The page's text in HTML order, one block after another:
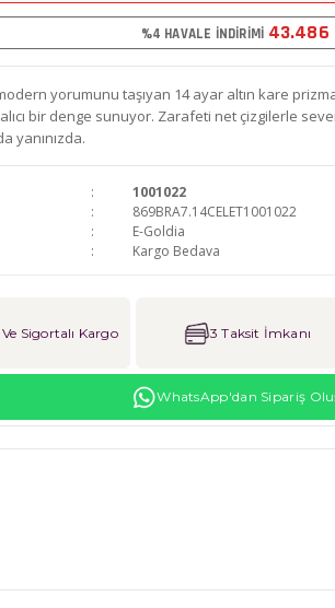
%4 HAVALE İNDİRİMİ 43.486
yorumunu taşıyan 14 ayar altın kare
bir denge sunuyor. Zarafeti net çizgilerle
yanınızda.
1001022
869BRA7.14CELET1001022
E-Goldia
Kargo Bedava
Sigortalı Kargo 3 Taksit İmkanı
WhatsApp'dan Sipariş